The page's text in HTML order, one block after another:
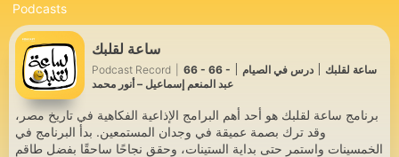
Podcasts
ساعة لقلبك
Podcast Record
66 - 66 - ساعة لقلبك ׀ درس في الصيام ׀
عبد المنعم إسماعيل – أنور محمد
برنامج ساعة لقلبك هو أحد أهم البرامج الإذاعية الفكاهية في تاريخ مصر،
وقد ترك بصمة عميقة في وجدان المستمعين. بدأ البرنامج في
الخمسينات واستمر حتى بداية الستينات، وحقق نجاحًا ساحقًا بفضل طاقم